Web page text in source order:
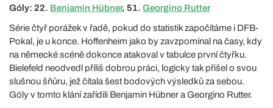
Góly: 22. Benjamin Hübner, 51. Georgino Rutter
Série čtyř porážek v řadě, pokud do statistik započítáme i DFB-
Pokal, je u konce. Hoffenheim jako by zavzpomínal na časy, kdy
na německé scéně dokonce atakoval v tabulce první čtyřku.
Bielefeld neodvedl příliš dobrou práci, logicky tak přišel o svou
slušnou šňůru, jež čítala šest bodových výsledků za sebou.
Góly v tomto klání zařídili Benjamin Hübner a Georgino Rutter.